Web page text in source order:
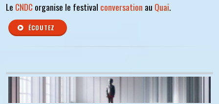
Le CNDC organise le festival conversation au Quai.
ÉCOUTEZ